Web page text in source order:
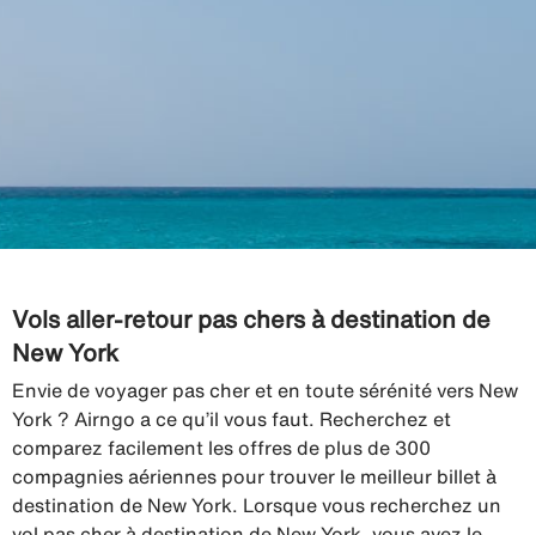
Vols aller-retour pas chers à destination de
New York
Envie de voyager pas cher et en toute sérénité vers New
York ? Airngo a ce qu’il vous faut. Recherchez et
comparez facilement les offres de plus de 300
compagnies aériennes pour trouver le meilleur billet à
destination de New York. Lorsque vous recherchez un